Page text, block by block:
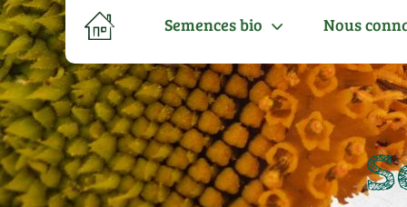
Semences bio Nous